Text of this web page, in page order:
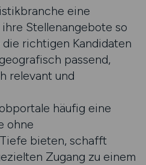
eine
Stellenangebote so
richtigen Kandidaten
passend,
relevant und
häufig eine
ohne
bieten, schafft
Zugang zu einem